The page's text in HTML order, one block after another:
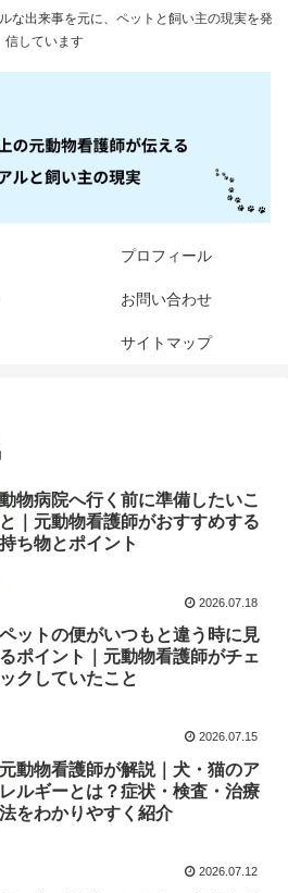
な出来事を元に、ペットと飼い主の現実を発
信しています
プロフィール
お問い合わせ
サイトマップ
動物病院へ行く前に準備したいこ
と｜元動物看護師がおすすめする
持ち物とポイント
2026.07.18
ペットの便がいつもと違う時に見
るポイント｜元動物看護師がチェ
ックしていたこと
2026.07.15
元動物看護師が解説｜犬・猫のア
レルギーとは？症状・検査・治療
法をわかりやすく紹介
2026.07.12